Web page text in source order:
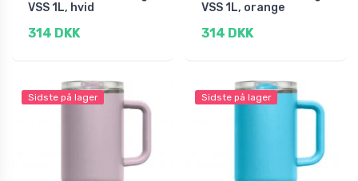
VSS 1L, hvid
314 DKK
VSS 1L, orange
314 DKK
Sidste på lager Sidste på lager